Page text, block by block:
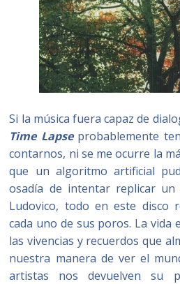
Si la música fuera capaz de
Time Lapseprobablemente
contarnos, ni se me ocurre la
que un algoritmo artificial
osadía de intentar replicar
Ludovico, todo en este disco
cada uno de sus poros. La vida
las vivencias y recuerdos que
nuestra manera de ver el
artistas nos devuelven su